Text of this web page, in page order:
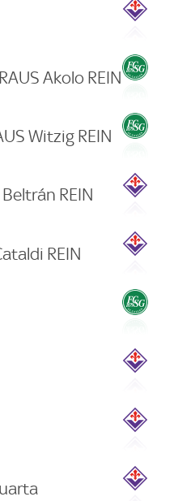
Akolo REIN
Witzig REIN
REIN
REIN